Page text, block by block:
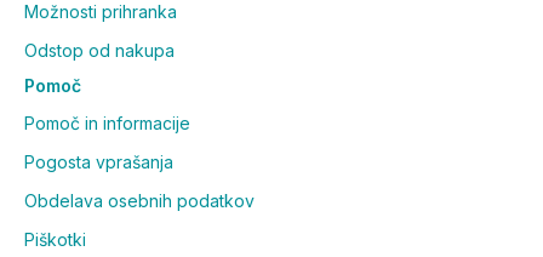
Možnosti prihranka
Odstop od nakupa
Pomoč
Pomoč in informacije
Pogosta vprašanja
Obdelava osebnih podatkov
Piškotki